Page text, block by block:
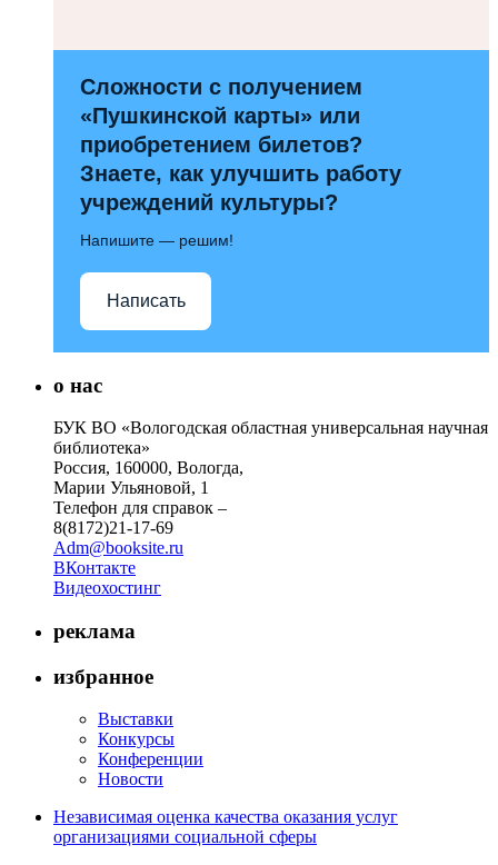
Сложности с получением
«Пушкинской карты» или
приобретением билетов?
Знаете, как улучшить работу
учреждений культуры?
Напишите — решим!
Написать
о нас
БУК ВО «Вологодская областная универсальная научная
библиотека»
Россия, 160000, Вологда,
Марии Ульяновой, 1
Телефон для справок –
8(8172)21-17-69
Adm@booksite.ru
ВКонтакте
Видеохостинг
реклама
избранное
Выставки
Конкурсы
Конференции
Новости
Независимая оценка качества оказания услуг
организациями социальной сферы